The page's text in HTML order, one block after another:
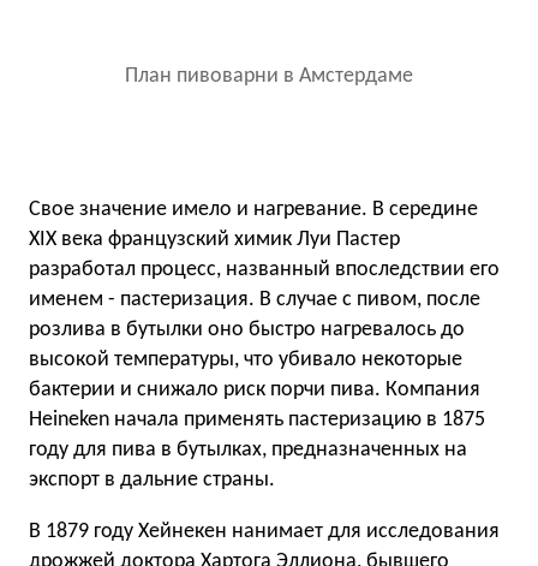
План пивоварни в Амстердаме
Свое значение имело и нагревание. В середине
XIX века французский химик Луи Пастер
разработал процесс, названный впоследствии его
именем - пастеризация. В случае с пивом, после
розлива в бутылки оно быстро нагревалось до
высокой температуры, что убивало некоторые
бактерии и снижало риск порчи пива. Компания
Heineken начала применять пастеризацию в 1875
году для пива в бутылках, предназначенных на
экспорт в дальние страны.
В 1879 году Хейнекен нанимает для исследования